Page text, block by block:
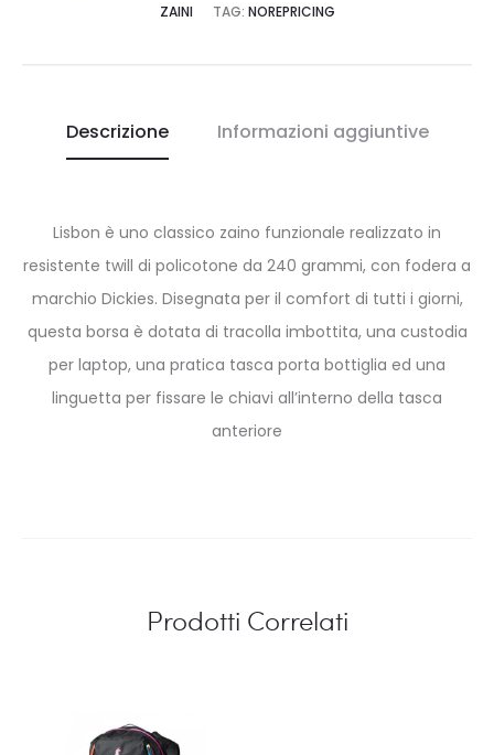
ZAINI
TAG: NOREPRICING
Descrizione Informazioni aggiuntive
Lisbon è uno classico zaino funzionale realizzato in
resistente twill di policotone da 240 grammi, con fodera a
marchio Dickies. Disegnata per il comfort di tutti i giorni,
questa borsa è dotata di tracolla imbottita, una custodia
per laptop, una pratica tasca porta bottiglia ed una
linguetta per fissare le chiavi all’interno della tasca
anteriore
Prodotti Correlati